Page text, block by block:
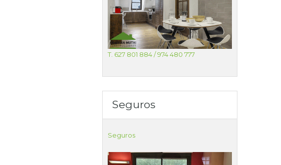
T. 627 801 884 / 974 480 777
Seguros
Seguros